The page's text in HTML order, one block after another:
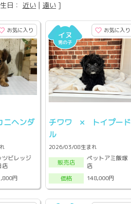
： 近い | 遠い ]
お気に入り
ニヘンダ
ツビレッジ
店
円
お気に入り
チワワ × トイプード
ル
2026/03/08生まれ
販売店
ペットアミ飯塚
店
価格
148,000円